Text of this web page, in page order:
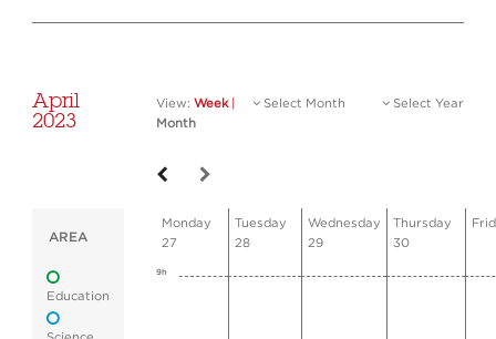
April
2023
View: Week
Month
Select Month Select Year
AREA
Education
Monday
27
Tuesday
28
Wednesday
29
Thursday
30
9h